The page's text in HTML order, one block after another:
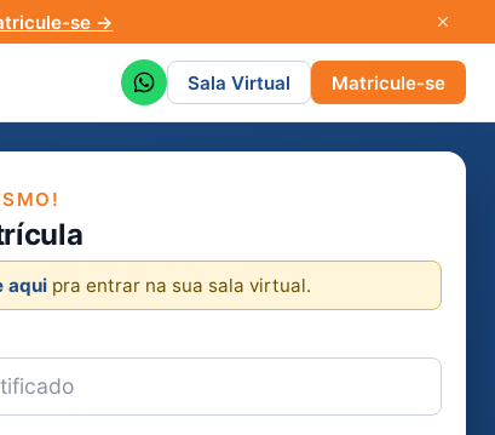
se →
Sala Virtual Matricule-se
aqui pra entrar na sua sala virtual.